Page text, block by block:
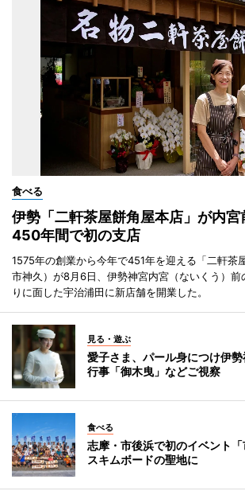
食べる
伊勢「二軒茶屋餅角屋本店」が内
450年間で初の支店
1575年の創業から今年で451年を迎える「二軒茶
市神久）が8月6日、伊勢神宮内宮（ないくう）前
りに面した宇治浦田に新店舗を開業した。
見る・遊ぶ
愛子さま、パール身につけ伊
行事「御木曳」などご視察
食べる
志摩・市後浜で初のイベント
スキムボードの聖地に